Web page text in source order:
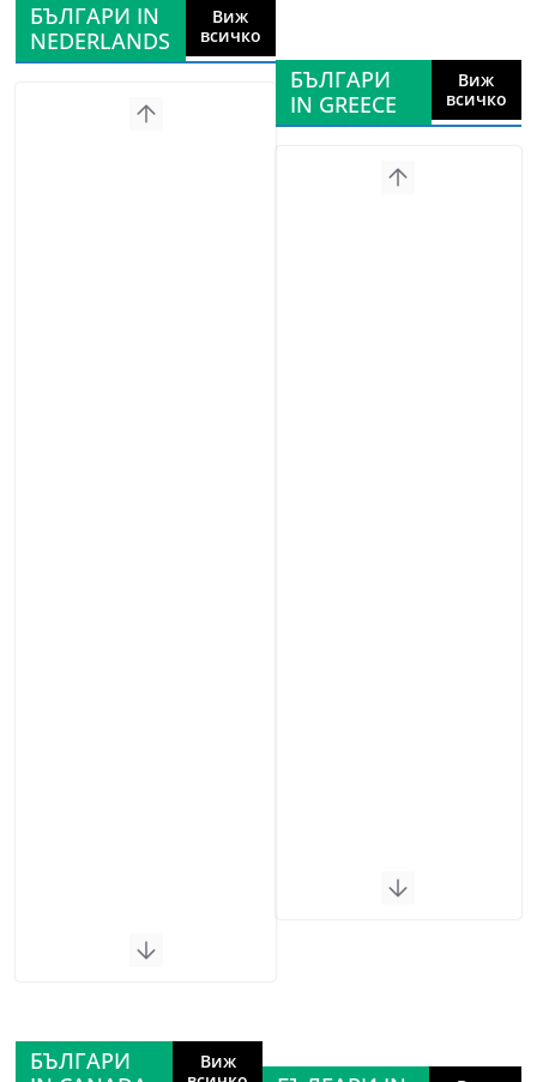
БЪЛГАРИ IN
NEDERLANDS
Виж
всичко
БЪЛГАРИ
IN GREECE
Виж
всичко
БЪЛГАРИ
Виж